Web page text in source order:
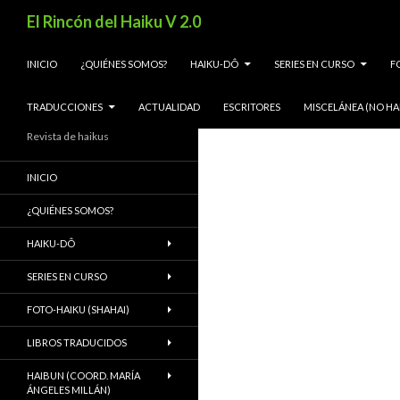
El Rincón del Haiku V 2.0
INICIO
¿QUIÉNES SOMOS? HAIKU-DÔ SERIES EN CURSO
TRADUCCIONES ACTUALIDAD ESCRITORES MISCELÁNEA (NO
Revista de haikus
INICIO
¿QUIÉNES SOMOS?
HAIKU-DÔ
SERIES EN CURSO
FOTO-HAIKU (SHAHAI)
LIBROS TRADUCIDOS
HAIBUN (COORD. MARÍA
ÁNGELES MILLÁN)